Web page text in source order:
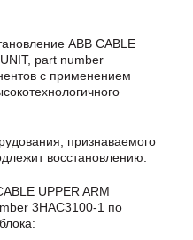
ABB CABLE
part number
с применением
признаваемого
восстановлению.
UPPER ARM
3HAC3100-1 по